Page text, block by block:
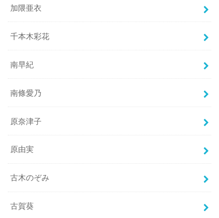
加隈亜衣
千本木彩花
南早紀
南條愛乃
原奈津子
原由実
古木のぞみ
古賀葵